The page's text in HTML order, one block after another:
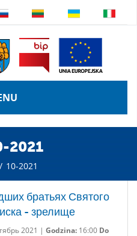
2021
/ 10-2021
братьях Святого
- зрелище
2021 | Godzina:16:00 Do